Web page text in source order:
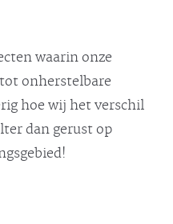
waarin onze
onherstelbare
hoe wij het verschil
dan gerust op